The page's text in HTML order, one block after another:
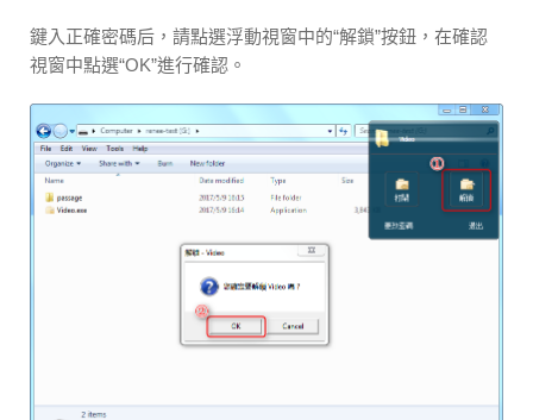
鍵入正確密碼后，請點選浮動視窗中的“解鎖”按鈕，在確認
視窗中點選“OK”進行確認。